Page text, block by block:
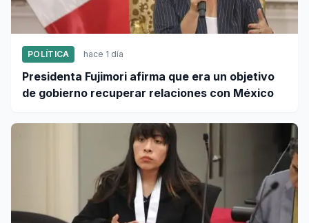
POLÍTICA hace 1 día
Presidenta Fujimori afirma que era un objetivo
de gobierno recuperar relaciones con México